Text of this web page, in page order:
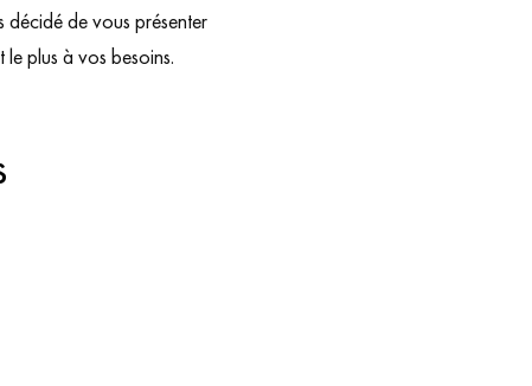
décidé de vous présenter
plus à vos besoins.